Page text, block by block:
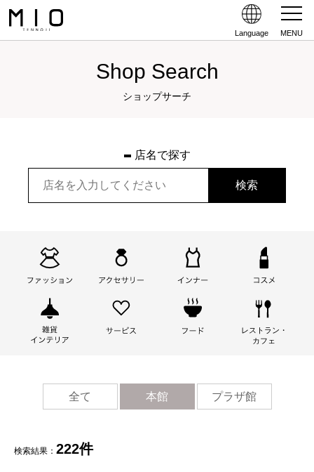
Language MENU
Shop Search
ショップサーチ
店名で探す
全て 本館 プラザ館
検索結果： 222件